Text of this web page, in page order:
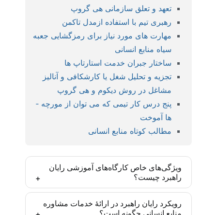
تعهد و تعلق سازمانی هی گروپ
رهبری تیم با استفاده ازمدل تاکمن
مهارت های مورد نیاز برای رمزگشایی جعبه
سیاه منابع انسانی
ساختار جبران خدمت استارتاپ ها
تجزیه و تحلیل شغل یا کارشکافی و آنالیز
مشاغل در روش دیکوم و هی گروپ
پنج درس کار تیمی که می­ توان از مورچه ­
ها آموخت
مطالب کوتاه منابع انسانی
ویژگی‌های خاص کارگاه‌های آموزشی رایان
راهبرد چیست؟
کارگاه‌های رایان راهبرد بر اساس مدل‌ها و روش‌های
رویکرد رایان راهبرد در ارائۀ خدمات مشاوره